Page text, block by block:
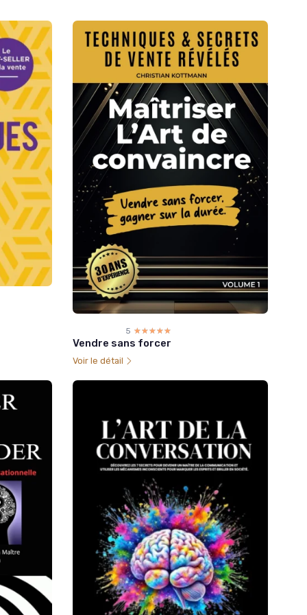
5 ☆☆☆☆☆
★★★★★
Vendre sans forcer
Voir le détail